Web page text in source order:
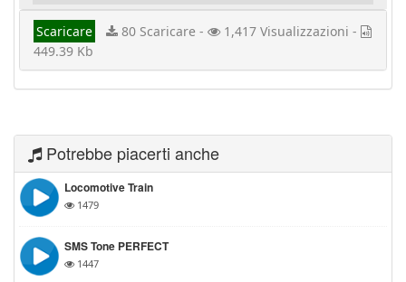
Scaricare 80 Scaricare -
1,417 Visualizzazioni -
449.39 Kb
Potrebbe piacerti anche
Locomotive Train
1479
SMS Tone PERFECT
1447